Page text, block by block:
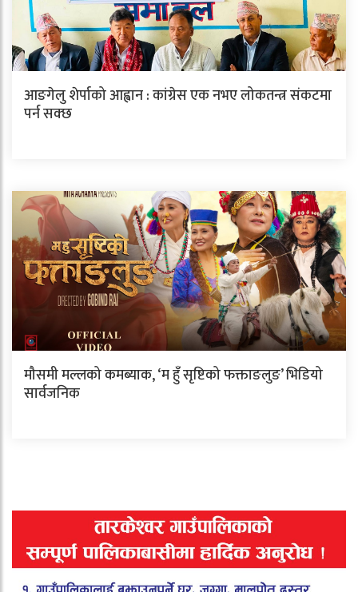
आङगेलु शेर्पाको आह्वान : कांग्रेस एक नभए लोकतन्त्र संकटमा
पर्न सक्छ
मौसमी मल्लको कमब्याक, ‘म हुँ सृष्टिको फक्ताङलुङ’ भिडियो
सार्वजनिक